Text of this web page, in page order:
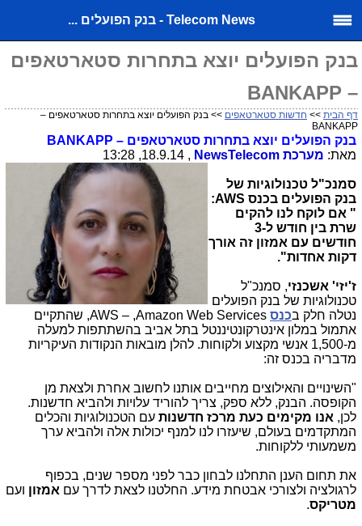
Telecom News - בנק הפועלים ...
בנק הפועלים יוצא בתחרות סטארטאפים
– BANKAPP
דף הבית >> חדשות סטארטאפים >> בנק הפועלים יוצא בתחרות סטארטאפים –
BANKAPP
בנק הפועלים יוצא בתחרות סטארטאפים – BANKAPP
מאת: מערכת Telecom
News
, 18.9.14, 13:28
סמנכ"ל טכנולוגיות של
בנק הפועלים בכנס AWS
:
" אם לוקח לנו להקים
שרת בין חודש ל-3
חודשים עם אמזון זה אורך
דקות אחדות".
ז'יזי' אשכנזי, סמנכ"ל
טכנולוגיות של בנק הפועלים
נטלה חלק בכנס AWS – ,Amazon Web Services, שהתקיים
אתמול במלון אינטרקונטיננטל בתל אביב בהשתתפות למעלה
מ-1,500 אנשי מקצוע ולקוחות. להלן מובאות הנקודות העיקריות
מדבריה בכנס זה:
"השינויים והאילוצים מחייבים אותנו לחשוב אחרת ולצאת מן
הקופסה. הבנק, ללא ספק, צריך להוריד עלויות ולהביא חדשנות.
לכן, אנו מקימים כעת מרכז חדשנות עם הטכנולוגיות והכלים
המתקדמים בעולם, שיעזרו לנו למנף יכולות אלה ולהביא ערך
משמעותי ללקוחות.
את תחום הענן התחלנו לבחון כבר לפני מספר שנים, בכפוף
לרגולציה ולצורכי אבטחת מידע. החלטנו לצאת לדרך עם אמזון ועם
מטריקס.